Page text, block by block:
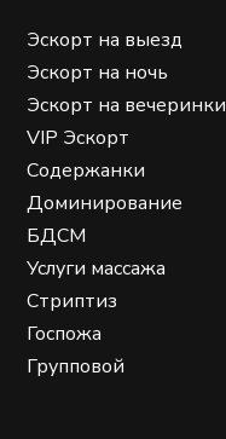
Эскорт на выезд
Эскорт на ночь
Эскорт на вечеринки
VIP Эскорт
Содержанки
Доминирование
БДСМ
Услуги массажа
Стриптиз
Госпожа
Групповой